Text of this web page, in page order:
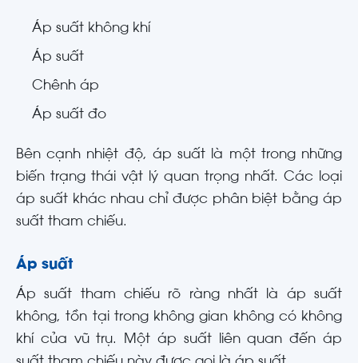
Áp suất không khí
Áp suất
Chênh áp
Áp suất đo
Bên cạnh nhiệt độ, áp suất là một trong những
biến trạng thái vật lý quan trọng nhất. Các loại
áp suất khác nhau chỉ được phân biệt bằng áp
suất tham chiếu.
Áp suất
Áp suất tham chiếu rõ ràng nhất là áp suất
không, tồn tại trong không gian không có không
khí của vũ trụ. Một áp suất liên quan đến áp